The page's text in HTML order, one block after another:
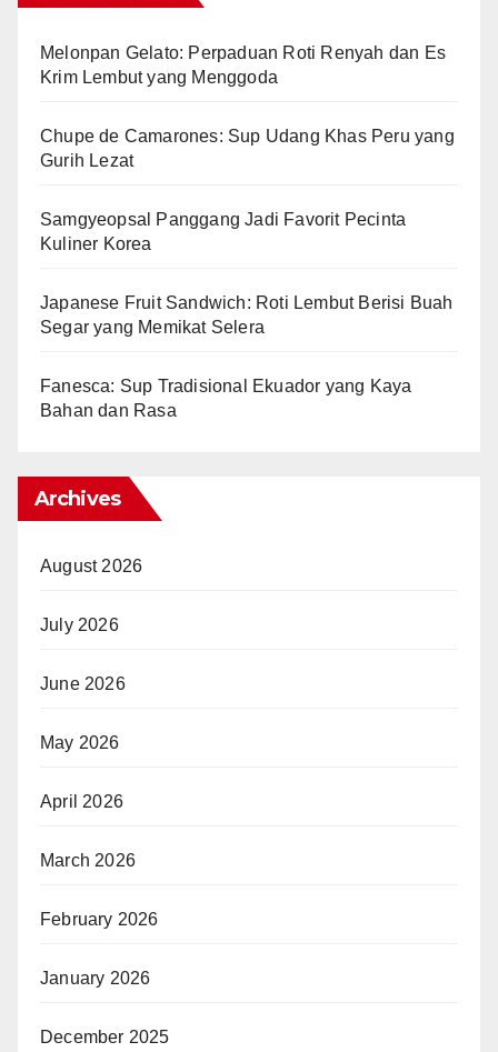
Melonpan Gelato: Perpaduan Roti Renyah dan Es
Krim Lembut yang Menggoda
Chupe de Camarones: Sup Udang Khas Peru yang
Gurih Lezat
Samgyeopsal Panggang Jadi Favorit Pecinta
Kuliner Korea
Japanese Fruit Sandwich: Roti Lembut Berisi Buah
Segar yang Memikat Selera
Fanesca: Sup Tradisional Ekuador yang Kaya
Bahan dan Rasa
Archives
August 2026
July 2026
June 2026
May 2026
April 2026
March 2026
February 2026
January 2026
December 2025